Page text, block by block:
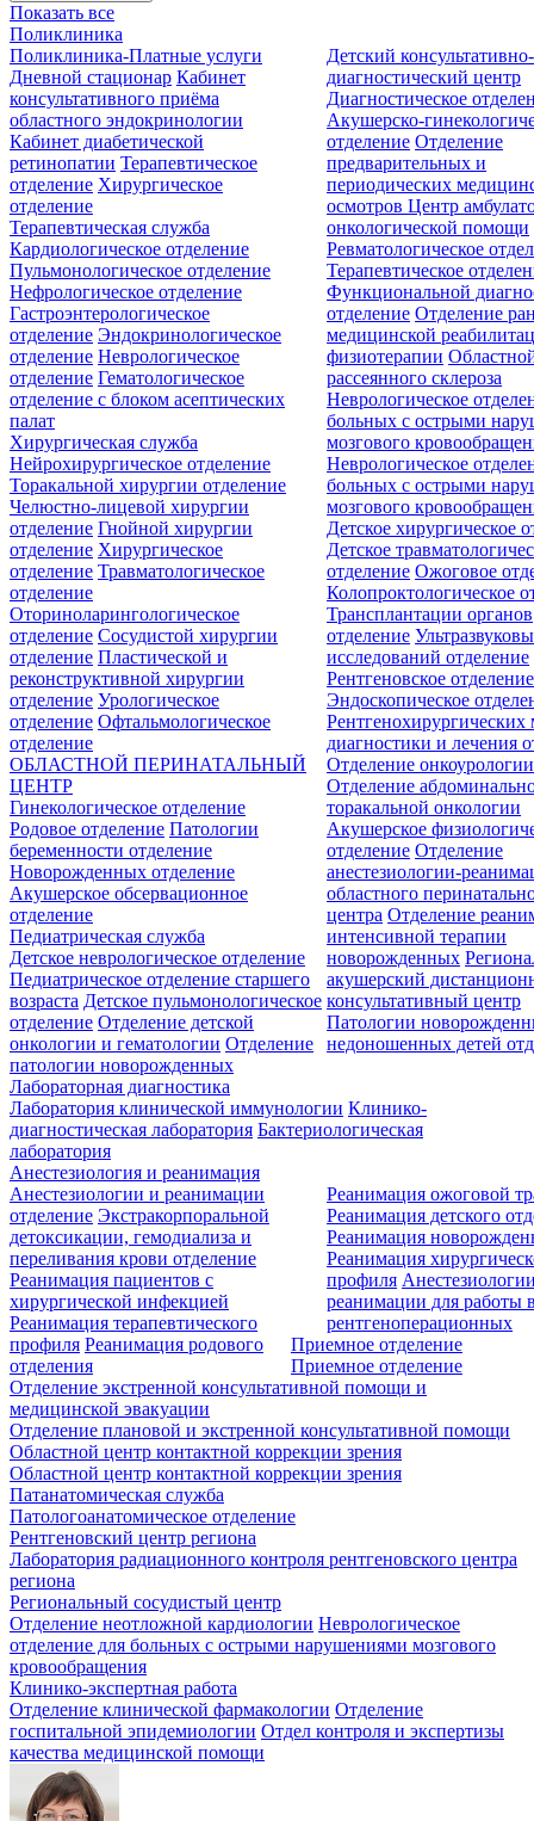
Показать все
Поликлиника
Поликлиника-Платные услуги
Дневной стационар Кабинет
консультативного приёма
областного эндокринологии
Кабинет диабетической
ретинопатии Терапевтическое
отделение Хирургическое
отделение
Детский консультативно-
диагностический центр
Диагностическое
Акушерско-
отделение Отделение
предварительных и
периодических
осмотровЦентр
онкологической помощи
Терапевтическая служба
Кардиологическое отделение
Пульмонологическое отделение
Нефрологическое отделение
Гастроэнтерологическое
отделение Эндокринологическое
отделение Неврологическое
отделение Гематологическое
отделение c блоком асептических
палат
Ревматологическое
Терапевтическое
Функциональной
отделение Отделение
медицинской
физиотерапии
рассеянного склероза
Неврологическое
больных с острыми
мозгового
Неврологическое
больных с острыми
мозгового
Хирургическая служба
Нейрохирургическое отделение
Торакальной хирургии отделение
Челюстно-лицевой хирургии
отделение Гнойной хирургии
отделение Хирургическое
отделение Травматологическое
отделение
Оториноларингологическое
отделение Сосудистой хирургии
отделение Пластической и
реконструктивной хирургии
отделение Урологическое
отделение Офтальмологическое
отделение
Детское хирургическое
Детское
отделение Ожоговое
Колопроктологическое
Трансплантации органов
отделение
исследований отделение
Рентгеновское отделение
Эндоскопическое
Рентгенохирургических
диагностики и лечения
Отделение онкоурологии
Отделение
торакальной онкологии
ОБЛАСТНОЙ ПЕРИНАТАЛЬНЫЙ
ЦЕНТР
Гинекологическое отделение
Родовое отделение Патологии
беременности отделение
Новорожденных отделение
Акушерское обсервационное
отделение
Акушерское
отделение Отделение
анестезиологии-
областного
центра Отделение
интенсивной терапии
новорожденных
акушерский
консультативный центр
Патологии
недоношенных детей
Педиатрическая служба
Детское неврологическое отделение
Педиатрическое отделение старшего
возраста Детское пульмонологическое
отделение Отделение детской
онкологии и гематологии Отделение
патологии новорожденных
Лабораторная диагностика
Лаборатория клинической иммунологии Клинико-
диагностическая лаборатория Бактериологическая
лаборатория
Анестезиология и реанимация
Анестезиологии и реанимации
отделение Экстракорпоральной
детоксикации, гемодиализа и
переливания крови отделение
Реанимация пациентов с
хирургической инфекцией
Реанимация терапевтического
профиля Реанимация родового
отделения
Реанимация ожоговой
Реанимация детского
Реанимация
Реанимация
профиля
реанимации для работы
рентгеноперационных
Приемное отделение
Приемное отделение
Отделение экстренной консультативной помощи и
медицинской эвакуации
Отделение плановой и экстренной консультативной помощи
Областной центр контактной коррекции зрения
Областной центр контактной коррекции зрения
Патанатомическая служба
Патологоанатомическое отделение
Рентгеновский центр региона
Лаборатория радиационного контроля рентгеновского центра
региона
Региональный сосудистый центр
Отделение неотложной кардиологии Неврологическое
отделение для больных с острыми нарушениями мозгового
кровообращения
Клинико-экспертная работа
Отделение клинической фармакологии Отделение
госпитальной эпидемиологии Отдел контроля и экспертизы
качества медицинской помощи